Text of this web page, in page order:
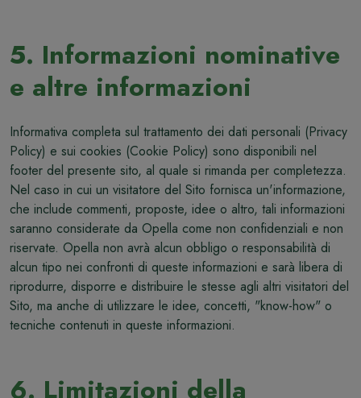
5. Informazioni nominative
e altre informazioni
Informativa completa sul trattamento dei dati personali (Privacy
Policy) e sui cookies (Cookie Policy) sono disponibili nel
footer del presente sito, al quale si rimanda per completezza.
Nel caso in cui un visitatore del Sito fornisca un'informazione,
che include commenti, proposte, idee o altro, tali informazioni
saranno considerate da Opella come non confidenziali e non
riservate. Opella non avrà alcun obbligo o responsabilità di
alcun tipo nei confronti di queste informazioni e sarà libera di
riprodurre, disporre e distribuire le stesse agli altri visitatori del
Sito, ma anche di utilizzare le idee, concetti, "know-how" o
tecniche contenuti in queste informazioni.
6. Limitazioni della